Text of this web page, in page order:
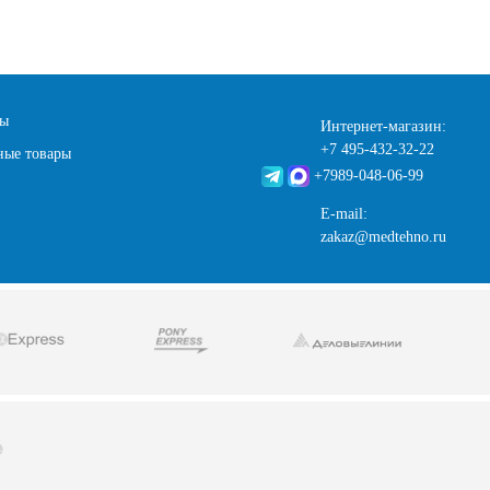
товары
Интернет-магазин:
+7 495-432-32-22
+7989-048-06-99
E-mail:
zakaz@medtehno.ru